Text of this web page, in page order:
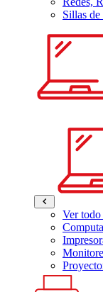
Sillas
Ver